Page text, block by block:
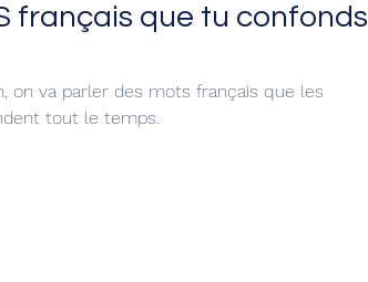
français que tu confonds
on va parler des mots français que les
tout le temps.